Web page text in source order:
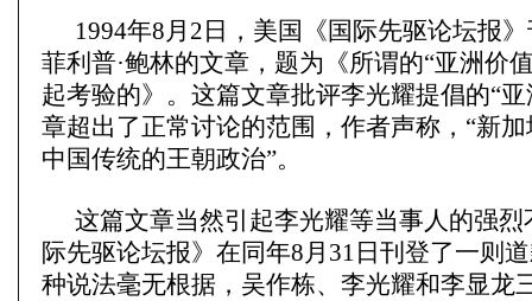
1994年8月2日，美国《国际先驱论坛报
菲利普·鲍林的文章，题为《所谓的“亚洲价
起考验的》。这篇文章批评李光耀提倡的“
章超出了正常讨论的范围，作者声称，“新
中国传统的王朝政治”。
这篇文章当然引起李光耀等当事人的强
际先驱论坛报》在同年8月31日刊登了一则
种说法毫无根据，吴作栋、李光耀和李显龙